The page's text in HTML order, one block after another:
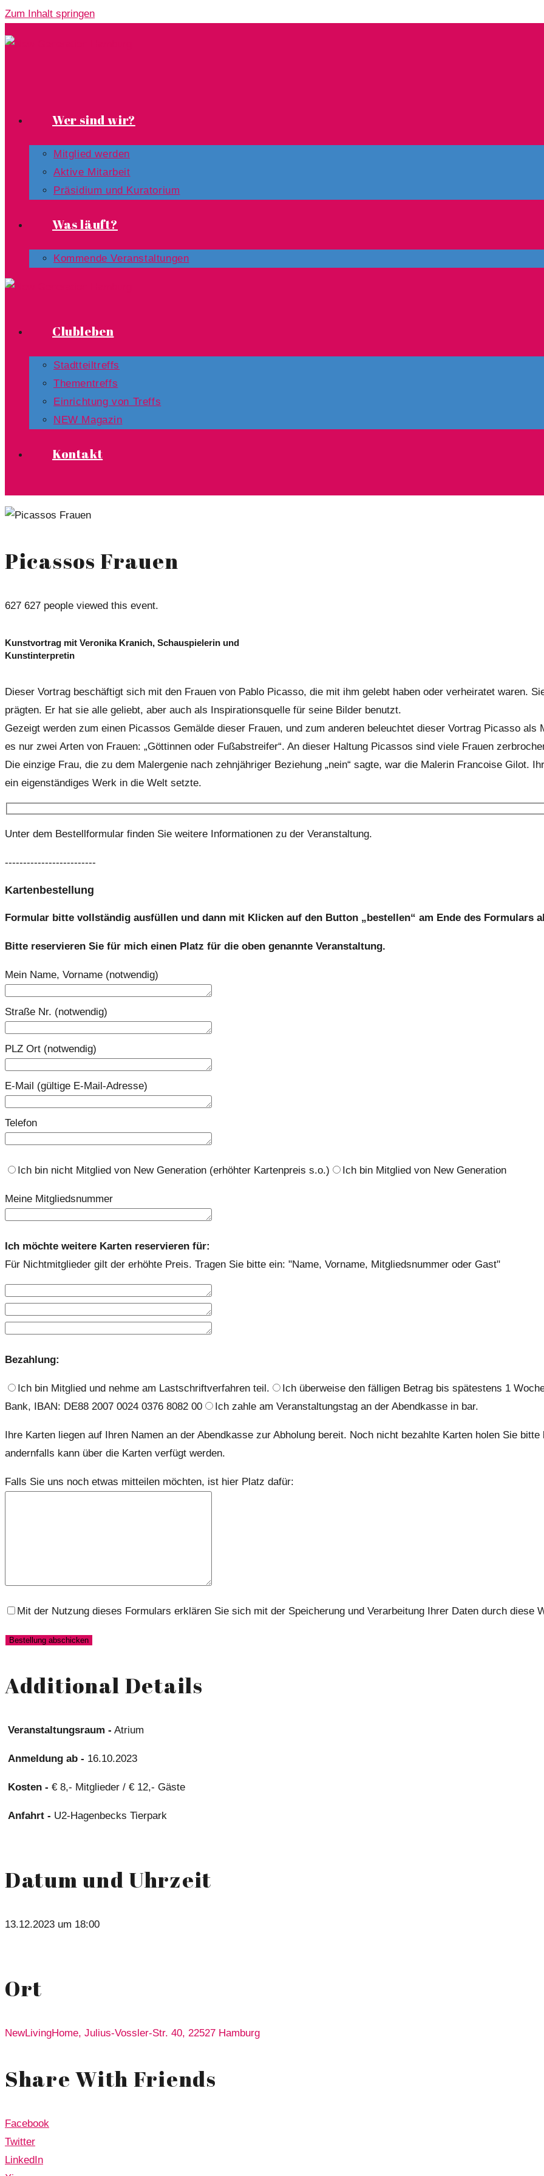
Zum Inhalt springen
Wer sind wir?
Mitglied werden
Aktive Mitarbeit
Präsidium und Kuratorium
Was läuft?
Kommende Veranstaltungen
Clubleben
Stadtteiltreffs
Thementreffs
Einrichtung von Treffs​
NEW Magazin
Kontakt
Picassos Frauen
627 627 people viewed this event.
Kunstvortrag mit Veronika Kranich, Schauspielerin und
Kunstinterpretin
Dieser Vortrag beschäftigt sich mit den Frauen von Pablo Picasso, die mit ihm gelebt haben oder verheiratet waren.
prägten. Er hat sie alle geliebt, aber auch als Inspirationsquelle für seine Bilder benutzt.
Gezeigt werden zum einen Picassos Gemälde dieser Frauen, und zum anderen beleuchtet dieser Vortrag Picasso
es nur zwei Arten von Frauen: „Göttinnen oder Fußabstreifer“. An dieser Haltung Picassos sind viele Frauen
Die einzige Frau, die zu dem Malergenie nach zehnjähriger Beziehung „nein“ sagte, war die Malerin Francoise Gilot.
ein eigenständiges Werk in die Welt setzte.
Unter dem Bestellformular finden Sie weitere Informationen zu der Veranstaltung.
-------------------------
Kartenbestellung
Formular bitte vollständig ausfüllen und dann mit Klicken auf den Button „bestellen“ am Ende des Formulars
Bitte reservieren Sie für mich einen Platz für die oben genannte Veranstaltung.
Mein Name, Vorname (notwendig)
Straße Nr. (notwendig)
PLZ Ort (notwendig)
E-Mail (gültige E-Mail-Adresse)
Telefon
Ich bin nicht Mitglied von New Generation (erhöhter Kartenpreis s.o.) Ich bin Mitglied von New Generation
Meine Mitgliedsnummer
Ich möchte weitere Karten reservieren für:
Für Nichtmitglieder gilt der erhöhte Preis. Tragen Sie bitte ein: "Name, Vorname, Mitgliedsnummer oder Gast"
Bezahlung:
Ich bin Mitglied und nehme am Lastschriftverfahren teil.
Ich überweise den fälligen Betrag bis spätestens 1
Bank, IBAN: DE88 2007 0024 0376 8082 00
Ich zahle am Veranstaltungstag an der Abendkasse in bar.
Ihre Karten liegen auf Ihren Namen an der Abendkasse zur Abholung bereit. Noch nicht bezahlte Karten holen Sie
andernfalls kann über die Karten verfügt werden.
Falls Sie uns noch etwas mitteilen möchten, ist hier Platz dafür:
Mit der Nutzung dieses Formulars erklären Sie sich mit der Speicherung und Verarbeitung Ihrer Daten durch diese
Additional Details
Veranstaltungsraum - Atrium
Anmeldung ab - 16.10.2023
Kosten - € 8,- Mitglieder / € 12,- Gäste
Anfahrt - U2-Hagenbecks Tierpark
Datum und Uhrzeit
13.12.2023 um 18:00
Ort
NewLivingHome, Julius-Vossler-Str. 40, 22527 Hamburg
Share With Friends
Facebook
Twitter
LinkedIn